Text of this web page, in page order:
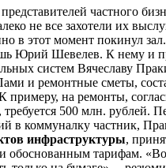
частного
не все захотели их
в этот момент покинул
Юрий Шевелев. К нему и
систем Вячеславу
и ремонтные сметы,
К примеру, на ремонты,
500 млн. рублей.
в коммуналку частник,
инфраструктуры,
обоснованным тарифам.